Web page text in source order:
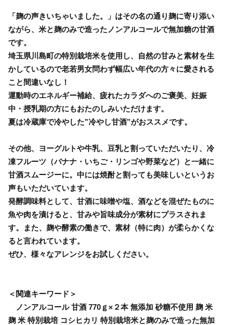
「麹の声きいちゃいました。」はその名の通り麹に寄り添い
ながら、米と麹のみで造ったノンアルコールで無加糖の甘酒
です。
埼玉県川島町の特別栽培米を使用し、自然の甘みと素材を生
かしているので老若男女問わず幅広い年代の方々に愛される
こと間違いなし！
運動時のエネルギー補給、疲れたカラダへのご褒美、妊娠
中・授乳期の方にもおたのしみいただけます。
夏は冷蔵庫で冷やした”冷やし甘酒”がおススメです。
その他、ヨーグルトや牛乳、豆乳と割っていただいたり、冷
凍フルーツ（バナナ・いちご・リンゴや野菜など）と一緒に
甘酒スムージーに。中には焼酎と割っても美味しいというお
声もいただいています。
発酵調味料として、甘酒に味噌や塩、酒などを混ぜたものに
魚や肉を漬けると、甘みや旨味成分が素材にプラスされま
す。また、麹や酵素の働きで、素材（特に肉）が柔らかくな
ると言われています。
ぜひ、様々なアレンジをお試しください。
＜関連キーワード＞
ノンアルコール 甘酒 770ｇ×２本 無添加 砂糖不使用 麹 米
麹 米 特別栽培 コシヒカリ 特別栽培米と麹のみで造った無加